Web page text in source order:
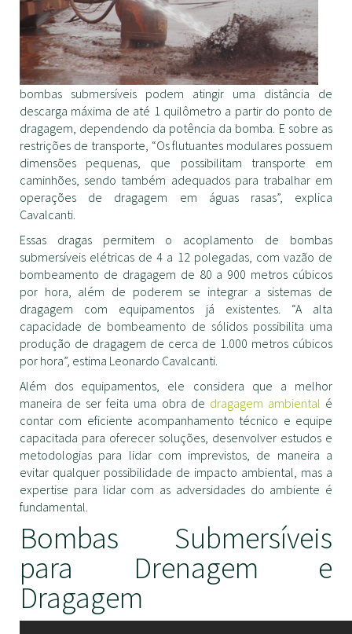
bombas submersíveis podem atingir uma distância de
descarga máxima de até 1 quilômetro a partir do ponto de
dragagem, dependendo da potência da bomba. E sobre as
restrições de transporte, “Os flutuantes modulares possuem
dimensões pequenas, que possibilitam transporte em
caminhões, sendo também adequados para trabalhar em
operações de dragagem em águas rasas”, explica
Cavalcanti.
Essas dragas permitem o acoplamento de bombas
submersíveis elétricas de 4 a 12 polegadas, com vazão de
bombeamento de dragagem de 80 a 900 metros cúbicos
por hora, além de poderem se integrar a sistemas de
dragagem com equipamentos já existentes. “A alta
capacidade de bombeamento de sólidos possibilita uma
produção de dragagem de cerca de 1.000 metros cúbicos
por hora”, estima Leonardo Cavalcanti.
Além dos equipamentos, ele considera que a melhor
maneira de ser feita uma obra de dragagem ambiental é
contar com eficiente acompanhamento técnico e equipe
capacitada para oferecer soluções, desenvolver estudos e
metodologias para lidar com imprevistos, de maneira a
evitar qualquer possibilidade de impacto ambiental, mas a
expertise para lidar com as adversidades do ambiente é
fundamental.
Bombas Submersíveis
para Drenagem e
Dragagem